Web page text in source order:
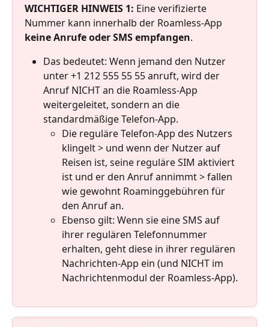
WICHTIGER HINWEIS 1: Eine verifizierte
Nummer kann innerhalb der Roamless-App
keine Anrufe oder SMS empfangen.
Das bedeutet: Wenn jemand den Nutzer
unter +1 212 555 55 55 anruft, wird der
Anruf NICHT an die Roamless-App
weitergeleitet, sondern an die
standardmäßige Telefon-App.
Die reguläre Telefon-App des Nutzers
klingelt > und wenn der Nutzer auf
Reisen ist, seine reguläre SIM aktiviert
ist und er den Anruf annimmt > fallen
wie gewohnt Roaminggebühren für
den Anruf an.
Ebenso gilt: Wenn sie eine SMS auf
ihrer regulären Telefonnummer
erhalten, geht diese in ihrer regulären
Nachrichten-App ein (und NICHT im
Nachrichtenmodul der Roamless-App).